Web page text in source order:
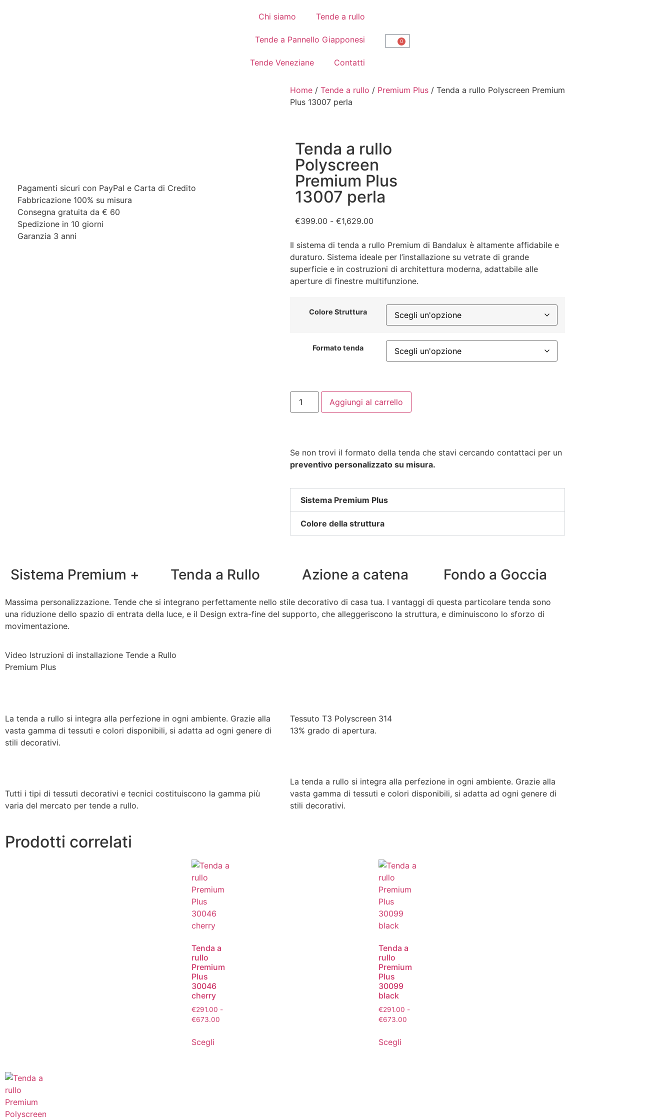
Chi siamo Tende a rullo
Tende a Pannello Giapponesi
Tende Veneziane Contatti
0
Pagamenti sicuri con PayPal e Carta di Credito​
Fabbricazione 100% su misura
Consegna gratuita da € 60
Spedizione in 10 giorni
Garanzia 3 anni
Home / Tende a rullo / Premium Plus / Tenda a rullo Polyscreen Premium
Plus 13007 perla
Tenda a rullo
Polyscreen
Premium Plus
13007 perla
€399.00 - €1,629.00
Il sistema di tenda a rullo Premium di Bandalux è altamente affidabile e
duraturo. Sistema ideale per l’installazione su vetrate di grande
superficie e in costruzioni di architettura moderna, adattabile alle
aperture di finestre multifunzione.
Colore Struttura
Formato tenda
Aggiungi al carrello
Se non trovi il formato della tenda che stavi cercando contattaci per un
preventivo personalizzato su misura.
Sistema Premium Plus
Colore della struttura
Sistema Premium + Tenda a Rullo Azione a catena Fondo a Goccia
Massima personalizzazione. Tende che si integrano perfettamente nello stile decorativo di casa tua. I vantaggi di questa particolare tenda sono
una riduzione dello spazio di entrata della luce, e il Design extra-fine del supporto, che alleggeriscono la struttura, e diminuiscono lo sforzo di
movimentazione.
Video Istruzioni di installazione Tende a Rullo
Premium Plus
La tenda a rullo si integra alla perfezione in ogni ambiente. Grazie alla
vasta gamma di tessuti e colori disponibili, si adatta ad ogni genere di
stili decorativi.
Tutti i tipi di tessuti decorativi e tecnici costituiscono la gamma più
varia del mercato per tende a rullo.
Tessuto T3 Polyscreen 314
13% grado di apertura.
La tenda a rullo si integra alla perfezione in ogni ambiente. Grazie alla
vasta gamma di tessuti e colori disponibili, si adatta ad ogni genere di
stili decorativi.
Prodotti correlati
Tenda a
rullo
Premium
Plus
30046
cherry
€291.00 -
€673.00
Scegli
Tenda a
rullo
Premium
Plus
30099
black
€291.00 -
€673.00
Scegli